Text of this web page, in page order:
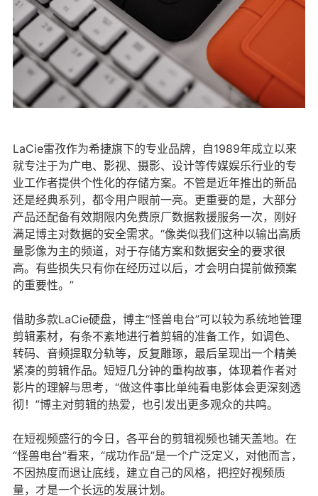
LaCie雷孜作为希捷旗下的专业品牌，自1989年成立以来
就专注于为广电、影视、摄影、设计等传媒娱乐行业的专
业工作者提供个性化的存储方案。不管是近年推出的新品
还是经典系列，都令用户眼前一亮。更重要的是，大部分
产品还配备有效期限内免费原厂数据救援服务一次，刚好
满足博主对数据的安全需求。“像类似我们这种以输出高质
量影像为主的频道，对于存储方案和数据安全的要求很
高。有些损失只有你在经历过以后，才会明白提前做预案
的重要性。”
借助多款LaCie硬盘，博主“怪兽电台”可以较为系统地管理
剪辑素材，有条不紊地进行着剪辑的准备工作，如调色、
转码、音频提取分轨等，反复雕琢，最后呈现出一个精美
紧凑的剪辑作品。短短几分钟的重构故事，体现着作者对
影片的理解与思考，“做这件事比单纯看电影体会更深刻透
彻！”博主对剪辑的热爱，也引发出更多观众的共鸣。
在短视频盛行的今日，各平台的剪辑视频也铺天盖地。在
“怪兽电台”看来，“成功作品”是一个广泛定义，对他而言，
不因热度而退让底线，建立自己的风格，把控好视频质
量，才是一个长远的发展计划。